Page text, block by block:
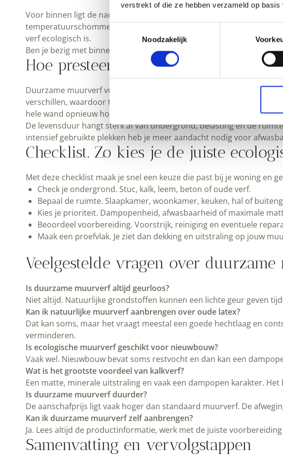
verstrekt of die ze hebben verzameld op
Toestemmingsselectie
Noodzakelijk
Voor binnen ligt de nadruk vaak op binnenlucht, dampopenheid en
temperatuurschommelingen vragen om een systeem dat buiten
verf ecologisch is.
Ben je bezig met binnenmuren, kijk dan in
. Werk
Hoe presteert duurzame muurverf
Duurzame muurverf vraagt soms een iets andere verwachting dan
verschillen, waardoor twee lagen soms logischer zijn. Daar staat
hele wand opnieuw hoeft te doen.
De levensduur hangt sterk af van ondergrond, belasting en de
intensief gebruikte plekken heb je meer aandacht nodig voor
Checklist. Zo kies je de juiste
Met deze checklist maak je snel een keuze die past bij je woning en
Check je ondergrond. Stuc, kalk, leem, beton of oude verf.
Bepaal de ruimte. Slaapkamer, woonkamer, keuken, hal of
Kies je prioriteit. Dampopenheid, afwasbaarheid of maximale
Beoordeel voorbereiding. Voorstrijk, reiniging en eventuele
Maak een proefvlak. Je ziet dan dekking en uitstraling op jouw
Veelgestelde vragen over
Is duurzame muurverf altijd geurloos?
Niet altijd. Natuurlijke grondstoffen kunnen een lichte geur geven
Kan ik natuurlijke muurverf aanbrengen over oude latex?
Dat kan soms, maar het vraagt meestal een goede hechtlaag en
verminderen.
Is ecologische muurverf geschikt voor nieuwbouw?
Vaak wel. Nieuwbouw bevat soms restvocht en dan kan een
Wat is het grootste voordeel van kalkverf?
Een matte, minerale uitstraling en vaak een dampopen karakter.
Is duurzame muurverf duurder?
De aanschafprijs ligt vaak hoger dan standaard muurverf. De
Kan ik duurzame muurverf zelf aanbrengen?
Ja. Lees altijd de productinformatie, werk met de juiste
Samenvatting en vervolgstappen